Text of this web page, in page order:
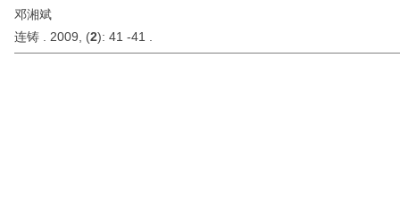
邓湘斌
连铸 . 2009, (2): 41 -41 .